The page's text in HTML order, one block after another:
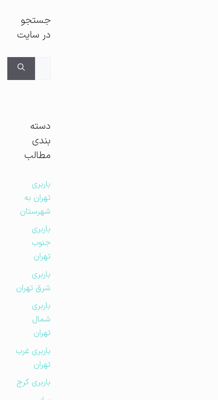
جستجو
در سایت
دسته
بندی
مطالب
باربری
تهران به
شهرستان
باربری
جنوب
تهران
باربری
شرق تهران
باربری
شمال
تهران
باربری غرب
تهران
باربری کرج